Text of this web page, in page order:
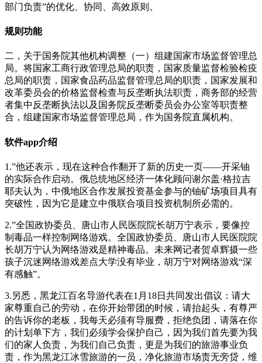
部门负责”的优化、协同、高效原则。
规则功能
二，关于国务院其他机构调整（一）组建国家市场监督管理总
局。将国家工商行政管理总局的职责，国家质量监督检验检疫
总局的职责，国家食品药品监督管理总局的职责，国家发展和
改革委员会的价格监督检查与反垄断执法职责，商务部的经营
者集中反垄断执法以及国务院反垄断委员会办公室等职责整
合，组建国家市场监督管理总局，作为国务院直属机构。
软件app介绍
1.”他还表示，现在这种合作翻开了新的历史一页——开采铀
的实际合作启动。俄总统地区经济一体化顾问谢尔盖·格拉吉
耶夫认为，中俄地区合作发展投资基金参与的铀矿场项目具有
突破性，因为它是建立中俄联合项目投资机制所必需的。
2.”全国政协委员、唐山市人民医院院长胡万宁表示，要像控
制毒品一样控制网络游戏。全国政协委员、唐山市人民医院院
长胡万宁认为网络游戏是精神毒品。未来网记者贺卓辉摄一些
孩子沉迷网络游戏差点大学没有毕业，胡万宁对网络游戏“深
有感触”。
3.另悉，黑龙江百名导游代表在1月18日共同发出倡议：请大
家尊重自己的劳动，在你开始带团的时候，请抬起头，有尊严
的告诉你的老板，我每天必须有导服费，拒绝负团，请落在你
的计划单下方，我们必须学会保护自己，因为我们首先要为我
们的家人负责，为我们自己负责，更是为我们的旅游事业负
责，作为黑龙江冰雪旅游的一员，净化旅游市场责无旁贷，维